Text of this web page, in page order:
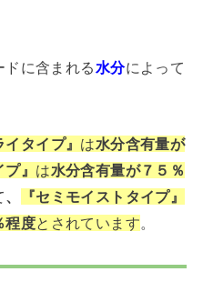
ドに含まれる 水分によって
イタイプ』 は水分含有量が
』 は水分含有量が７５％
、
『セミモイストタイプ』
程度とされています。